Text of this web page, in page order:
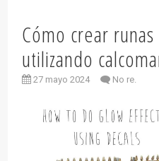
Cómo crear
utilizando
27 mayo 2024 No re.